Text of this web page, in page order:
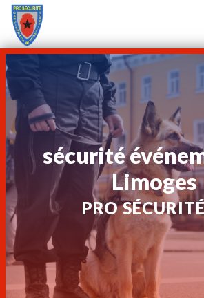
sécurité
Limoges
PRO
Panneau de gestion des cookies